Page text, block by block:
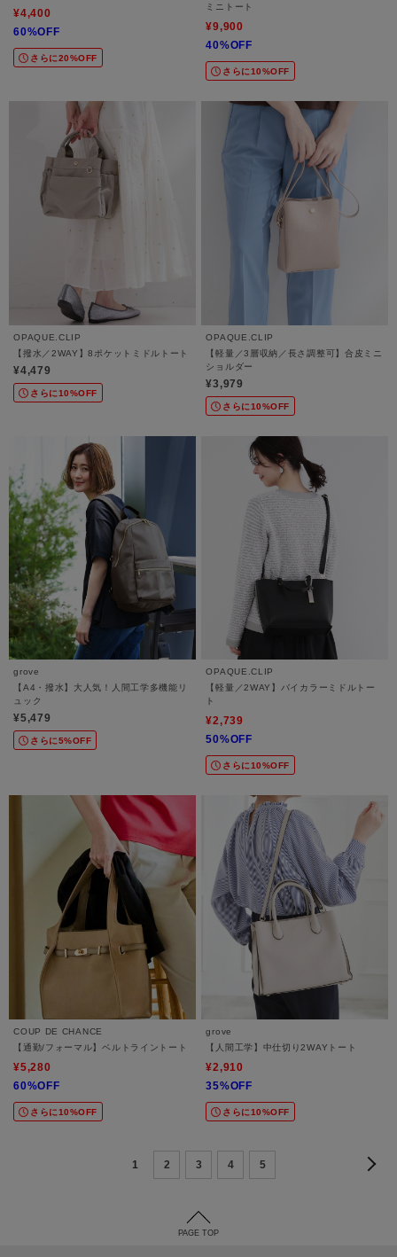
¥4,400
60%OFF
さらに20%OFF
ミニトート
¥9,900
40%OFF
さらに10%OFF
OPAQUE.CLIP
【撥水／2WAY】8ポケットミドルトート
¥4,479
さらに10%OFF
OPAQUE.CLIP
【軽量／3層収納／長さ調整可】合皮ミニ
ショルダー
¥3,979
さらに10%OFF
grove
【A4・撥水】大人気！人間工学多機能リ
ュック
¥5,479
さらに5%OFF
OPAQUE.CLIP
【軽量／2WAY】バイカラーミドルトー
ト
¥2,739
50%OFF
さらに10%OFF
COUP DE CHANCE
【通勤/フォーマル】ベルトライントート
¥5,280
60%OFF
さらに10%OFF
grove
【人間工学】中仕切り2WAYトート
¥2,910
35%OFF
さらに10%OFF
1 2 3 4 5
PAGE TOP